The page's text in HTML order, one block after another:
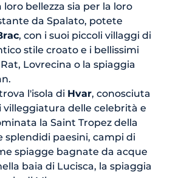
bellezza sia per la loro
da Spalato, potete
, con i suoi piccoli villaggi di
stile croato e i bellissimi
Lovrecina o la spiaggia
l'isola di Hvar, conosciuta
villeggiatura delle celebrità e
la Saint Tropez della
splendidi paesini, campi di
spiagge bagnate da acque
baia di Lucisca, la spiaggia